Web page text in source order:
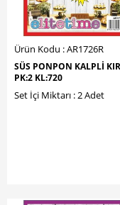
Ürün Kodu : AR1726R
SÜS PONPON KALPLİ
PK:2 KL:720
Set İçi Miktarı : 2 Adet